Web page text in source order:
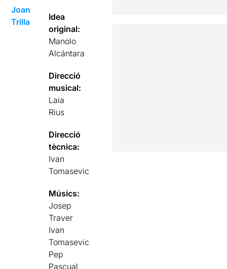
Joan
Trilla
Idea
original:
Manolo
Alcántara
Direcció
musical:
Laia
Rius
Direcció
tècnica:
Ivan
Tomasevic
Músics:
Josep
Traver
Ivan
Tomasevic
Pep
Pascual